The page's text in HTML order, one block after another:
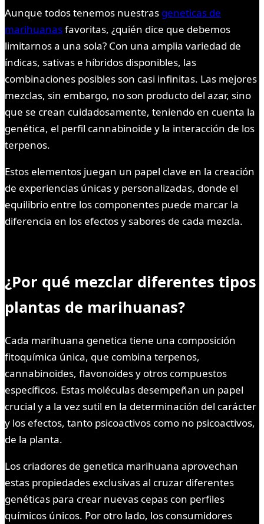
Aunque todos tenemos nuestras geneticas de
marihuanasfavoritas, ¿quién dice que debemos
limitarnos a una sola? Con una amplia variedad de
índicas, sativas e híbridos disponibles, las
combinaciones posibles son casi infinitas. Las mejores
mezclas, sin embargo, no son producto del azar, sino
que se crean cuidadosamente, teniendo en cuenta la
genética, el perfil cannabinoide y la interacción de los
terpenos.
Estos elementos juegan un papel clave en la creación
de experiencias únicas y personalizadas, donde el
equilibrio entre los componentes puede marcar la
diferencia en los efectos y sabores de cada mezcla.
¿Por qué mezclar diferentes tipos
plantas de marihuanas?
Cada marihuana genetica tiene una composición
fitoquímica única, que combina terpenos,
cannabinoides, flavonoides y otros compuestos
específicos. Estas moléculas desempeñan un papel
crucial y a la vez sutil en la determinación del carácter
y los efectos, tanto psicoactivos como no psicoactivos,
de la planta.
Los criadores de genetica marihuana aprovechan
estas propiedades exclusivas al cruzar diferentes
genéticas para crear nuevas cepas con perfiles
químicos únicos. Por otro lado, los consumidores